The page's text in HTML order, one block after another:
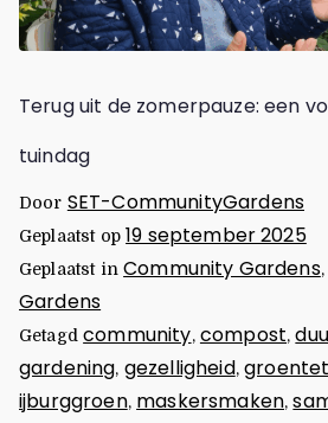
Terug uit de zomerpauze: een
tuindag
Door SET-CommunityGardens
Geplaatst op19 september 2025
Geplaatst inCommunity Gardens
Gardens
Getagdcommunity, compost,
gardening, gezelligheid,
ijburggroen, maskersmaken,